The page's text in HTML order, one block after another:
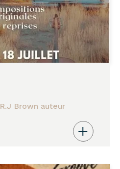
R.J Brown auteur